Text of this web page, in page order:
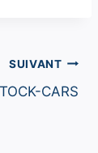
SUIVANT
CARS